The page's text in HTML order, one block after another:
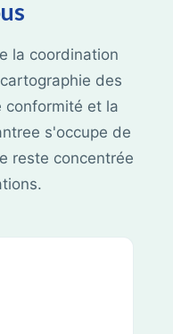
la coordination
des
conformité et la
s'occupe de
reste concentrée